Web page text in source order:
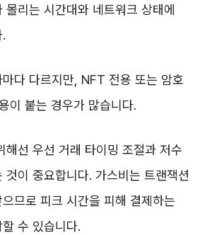
몰리는 시간대와 네트워크 상태에
다 다르지만, NFT 전용 또는 암호
이 붙는 경우가 많습니다.
해선 우선 거래 타이밍 조절과 저수
것이 중요합니다. 가스비는 트랜잭션
므로 피크 시간을 피해 결제하는
수 있습니다.